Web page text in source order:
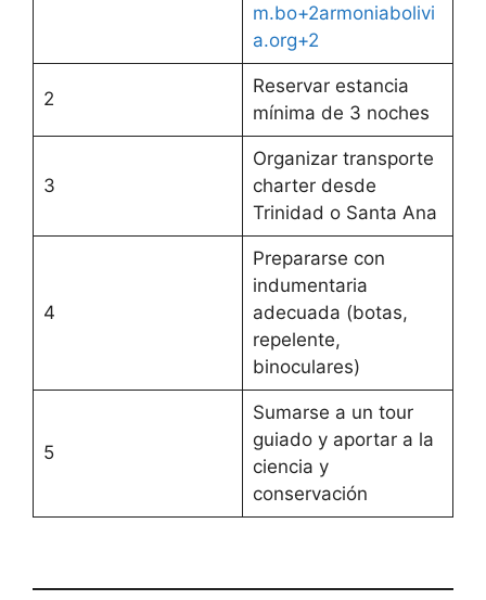
m.bo+2armoniabolivi
a.org+2
2
Reservar estancia
mínima de 3 noches
3
Organizar transporte
charter desde
Trinidad o Santa Ana
4
Prepararse con
indumentaria
adecuada (botas,
repelente,
binoculares)
5
Sumarse a un tour
guiado y aportar a la
ciencia y
conservación